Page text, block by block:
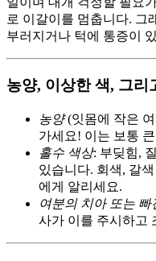
로 이갈이를 멈춥니다. 그
부러지거나 턱에 통증이
농양, 이상한 색, 그리
농양(잇몸에 작은 여
가세요! 이는 보통
홀수 색상: 부딪힘,
있습니다. 회색, 갈
에게 알리세요.
여분의 치아 또는 빠
사가 이를 주시하고